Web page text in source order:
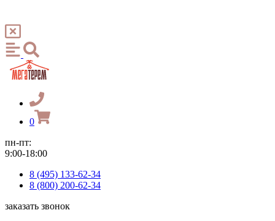
0
пн-пт:
9:00-18:00
8 (495) 133-62-34
8 (800) 200-62-34
заказать звонок